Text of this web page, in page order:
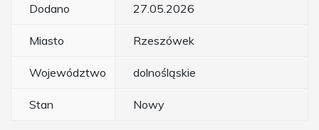
Dodano 27.05.2026
Miasto Rzeszówek
Województwo dolnośląskie
Stan Nowy